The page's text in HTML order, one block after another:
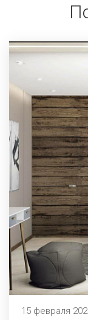
15 февраля